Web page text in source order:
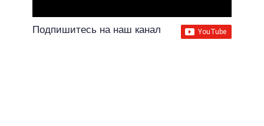
Подпишитесь на наш канал